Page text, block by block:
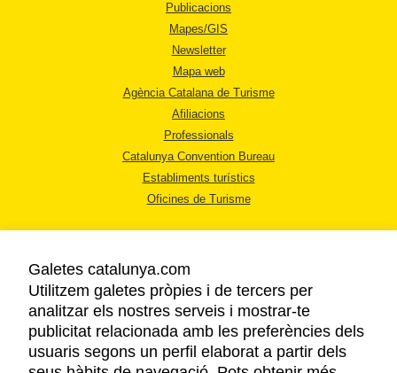
Publicacions
Mapes/GIS
Newsletter
Mapa web
Agència Catalana de Turisme
Afiliacions
Professionals
Catalunya Convention Bureau
Establiments turístics
Oficines de Turisme
AVÍS LEGAL
POLÍTICA DE PRIVACITAT
COOKIES
Galetes catalunya.com
Utilitzem galetes pròpies i de tercers per
analitzar els nostres serveis i mostrar-te
publicitat relacionada amb les preferències dels
usuaris segons un perfil elaborat a partir dels